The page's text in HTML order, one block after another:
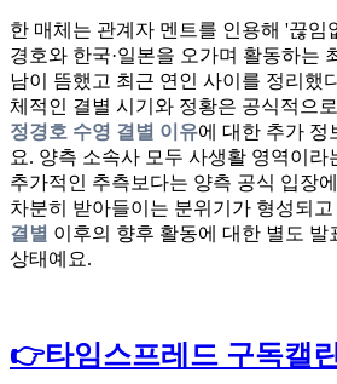
한 매체는 관계자 멘트를 인용해 '끊임
경호와 한국·일본을 오가며 활동하는
남이 뜸했고 최근 연인 사이를 정리했
체적인 결별 시기와 정황은 공식적으
정경호 수영 결별 이유에 대한 추가 정
요. 양측 소속사 모두 사생활 영역이라
추가적인 추측보다는 양측 공식 입장
차분히 받아들이는 분위기가 형성되고
결별 이후의 향후 활동에 대한 별도 발
상태예요.
👉타임스프레드 구독캘